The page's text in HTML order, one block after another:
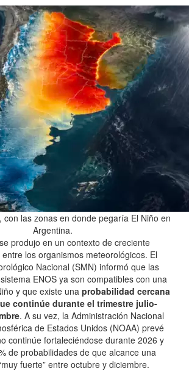
con las zonas en donde pegaría El Niño en
Argentina.
produjo en un contexto de creciente
los organismos meteorológicos. El
Nacional (SMN) informó que las
ENOS ya son compatibles con una
y que existe una probabilidad cercana
continúe durante el trimestre julio-
. A su vez, la Administración Nacional
de Estados Unidos (NOAA) prevé
continúe fortaleciéndose durante 2026 y
de probabilidades de que alcance una
fuerte” entre octubre y diciembre.